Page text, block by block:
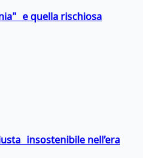
e quella rischiosa
insostenibile nell’era